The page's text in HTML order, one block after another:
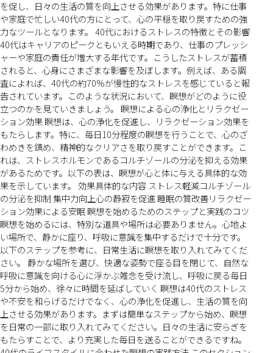
を促し、日々の生活の質を向上させる効果があります。特に仕事
や家庭で忙しい40代の方にとって、心の平穏を取り戻すための強
力なツールとなります。 40代におけるストレスの特徴とその影響
40代はキャリアのピークともいえる時期であり、仕事のプレッシ
ャーや家庭の責任が増大する年代です。こうしたストレスが蓄積
されると、心身にさまざまな影響を及ぼします。例えば、ある調
査によれば、40代の約70%が慢性的なストレスを感じていると報
告されています。このような状況において、瞑想がどのように役
立つのかを見ていきましょう。 瞑想による心の浄化とリラクゼー
ション効果 瞑想は、心の浄化を促進し、リラクゼーション効果を
もたらします。特に、毎日10分程度の瞑想を行うことで、心のざ
わめきを鎮め、精神的なクリアさを取り戻すことができます。こ
れは、ストレスホルモンであるコルチゾールの分泌を抑える効果
があるためです。以下の表は、瞑想が心と体に与える具体的な効
果を示しています。 効果具体的な内容 ストレス軽減コルチゾール
の分泌を抑制 集中力向上心の静寂を促進 睡眠の質改善リラクゼー
ション効果による安眠 瞑想を始めるためのステップと実践のコツ
瞑想を始めるには、特別な道具や場所は必要ありません。心地よ
い場所で、静かに座り、呼吸に意識を集中するだけで十分です。
以下のステップを参考に、日常生活に瞑想を取り入れてみてくだ
さい。 静かな場所を選び、快適な姿勢で座る目を閉じて、自然な
呼吸に意識を向ける心に浮かぶ雑念を受け流し、呼吸に戻る毎日
5分から始め、徐々に時間を延ばしていく 瞑想は40代のストレス
や不安を和らげるだけでなく、心の浄化を促進し、生活の質を向
上させる効果があります。まずは簡単なステップから始め、瞑想
を日常の一部に取り入れてみてください。日々の生活に安らぎを
もたらすことで、より充実した毎日を送ることができるですね。